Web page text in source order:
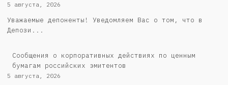
5 августа, 2026
Уважаемые депоненты! Уведомляем Вас о том, что в
Депози...
Cообщения о корпоративных действиях по ценным
бумагам российских эмитентов
5 августа, 2026